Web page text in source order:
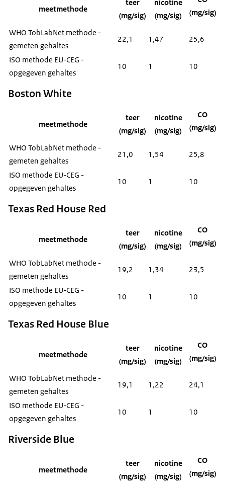
meetmethode
teer
(mg/sig)
nicotine
(mg/sig)
(mg/sig)
WHO TobLabNet methode -
gemeten gehaltes
22,1 1,47 25,6
ISO methode EU-CEG -
opgegeven gehaltes
10 1 10
Boston White
meetmethode
teer
(mg/sig)
nicotine
(mg/sig)
CO
(mg/sig)
WHO TobLabNet methode -
gemeten gehaltes
21,0 1,54 25,8
ISO methode EU-CEG -
opgegeven gehaltes
10 1 10
Texas Red House Red
meetmethode
teer
(mg/sig)
nicotine
(mg/sig)
CO
(mg/sig)
WHO TobLabNet methode -
gemeten gehaltes
19,2 1,34 23,5
ISO methode EU-CEG -
opgegeven gehaltes
10 1 10
Texas Red House Blue
meetmethode
teer
(mg/sig)
nicotine
(mg/sig)
CO
(mg/sig)
WHO TobLabNet methode -
gemeten gehaltes
19,1 1,22 24,1
ISO methode EU-CEG -
opgegeven gehaltes
10 1 10
Riverside Blue
meetmethode
teer
(mg/sig)
nicotine
(mg/sig)
CO
(mg/sig)